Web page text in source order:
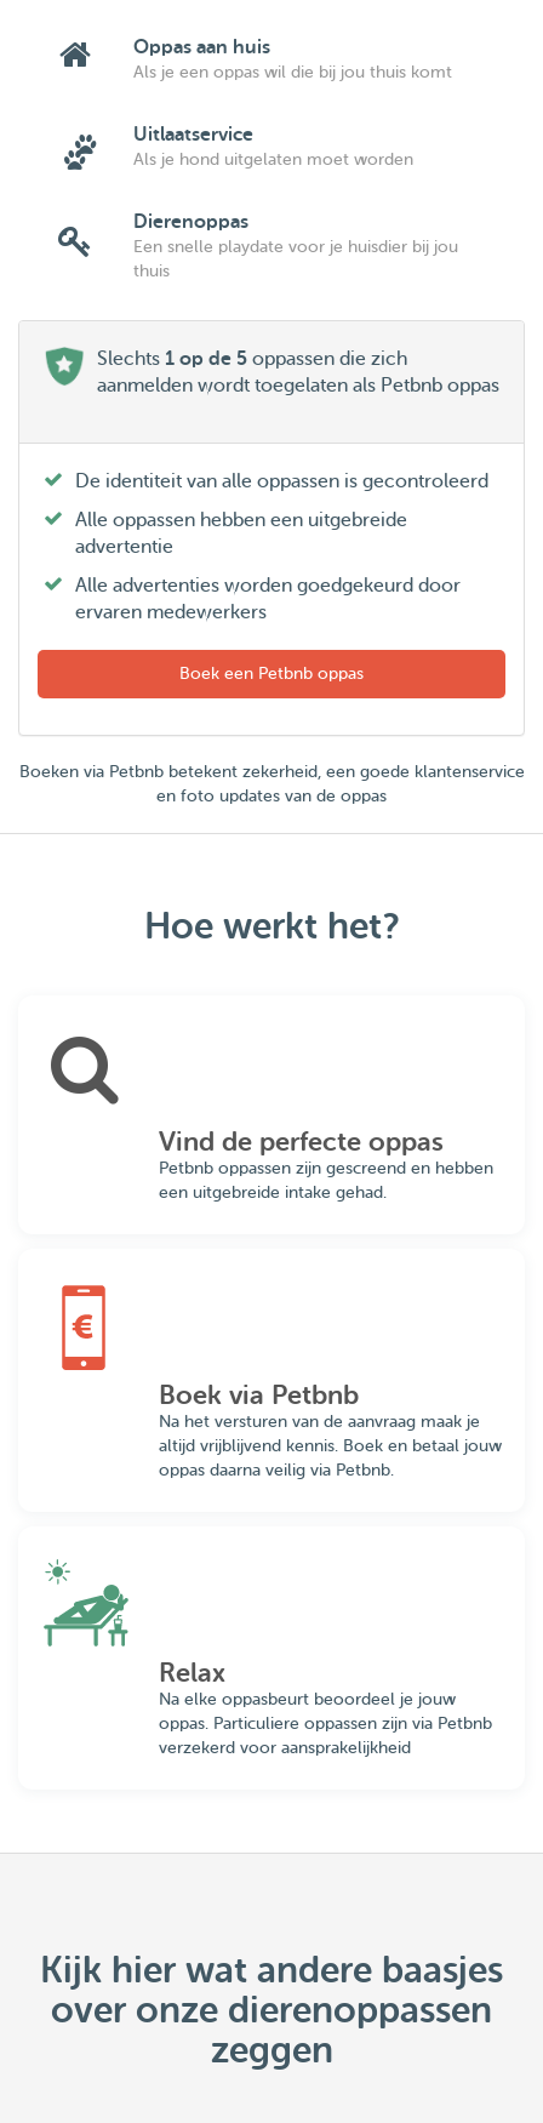
Oppas aan huis
Als je een oppas wil die bij jou thuis komt
Uitlaatservice
Als je hond uitgelaten moet worden
Dierenoppas
Een snelle playdate voor je huisdier bij jou
thuis
Slechts 1 op de 5oppassen die zich
aanmelden wordt toegelaten als Petbnb oppas
De identiteit van alle oppassen is gecontroleerd
Alle oppassen hebben een uitgebreide
advertentie
Alle advertenties worden goedgekeurd door
ervaren medewerkers
Boek een Petbnb oppas
Boeken via Petbnb betekent zekerheid, een goede klantenservice
en foto updates van de oppas
Hoe werkt het?
Vind de perfecte oppas
Petbnb oppassen zijn gescreend en hebben
een uitgebreide intake gehad.
Boek via Petbnb
Na het versturen van de aanvraag maak je
altijd vrijblijvend kennis. Boek en betaal jouw
oppas daarna veilig via Petbnb.
Relax
Na elke oppasbeurt beoordeel je jouw
oppas. Particuliere oppassen zijn via Petbnb
verzekerd voor aansprakelijkheid
Kijk hier wat andere baasjes
over onze dierenoppassen
zeggen